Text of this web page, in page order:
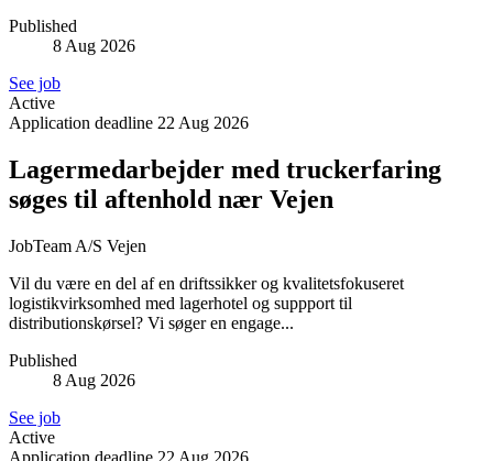
Published
8 Aug 2026
See job
Active
Application deadline 22 Aug 2026
Lagermedarbejder med truckerfaring
søges til aftenhold nær Vejen
JobTeam A/S Vejen
Vil du være en del af en driftssikker og kvalitetsfokuseret
logistikvirksomhed med lagerhotel og suppport til
distributionskørsel? Vi søger en engage...
Published
8 Aug 2026
See job
Active